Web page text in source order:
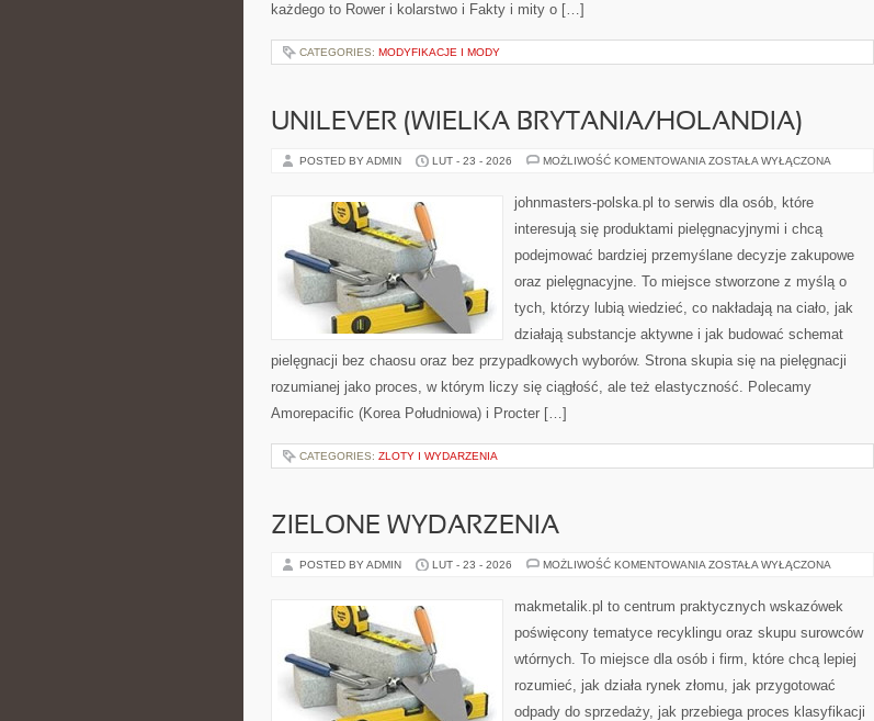
każdego to Rower i kolarstwo i Fakty i mity o […]
CATEGORIES: MODYFIKACJE I MODY
UNILEVER (WIELKA BRYTANIA/HOLANDIA)
POSTED BY ADMIN LUT - 23 - 2026 MOŻLIWOŚĆ KOMENTOWANIA UNILEVER
ZOSTAŁA WYŁĄCZONA
johnmasters-polska.pl to serwis dla osób, które
interesują się produktami pielęgnacyjnymi i chcą
podejmować bardziej przemyślane decyzje zakupowe
oraz pielęgnacyjne. To miejsce stworzone z myślą o
tych, którzy lubią wiedzieć, co nakładają na ciało, jak
działają substancje aktywne i jak budować schemat
pielęgnacji bez chaosu oraz bez przypadkowych wyborów. Strona skupia się na pielęgnacji
rozumianej jako proces, w którym liczy się ciągłość, ale też elastyczność. Polecamy
Amorepacific (Korea Południowa) i Procter […]
CATEGORIES: ZLOTY I WYDARZENIA
ZIELONE WYDARZENIA
POSTED BY ADMIN LUT - 23 - 2026 MOŻLIWOŚĆ KOMENTOWANIA ZIELONE
ZOSTAŁA WYŁĄCZONA
makmetalik.pl to centrum praktycznych wskazówek
poświęcony tematyce recyklingu oraz skupu surowców
wtórnych. To miejsce dla osób i firm, które chcą lepiej
rozumieć, jak działa rynek złomu, jak przygotować
odpady do sprzedaży, jak przebiega proces klasyfikacji